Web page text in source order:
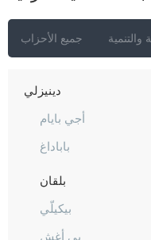
جميع الأحزاب والتنمية
جوروم
دينيزلي
أجي بايام
باباداغ
بلقان
بيكيلّي
بي أغش